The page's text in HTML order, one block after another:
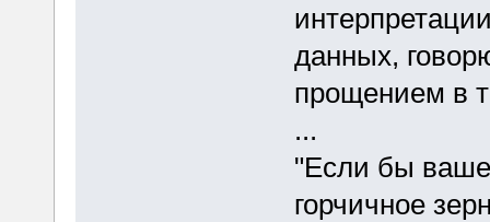
данных,
прощением в
...
"Если бы
горчичное